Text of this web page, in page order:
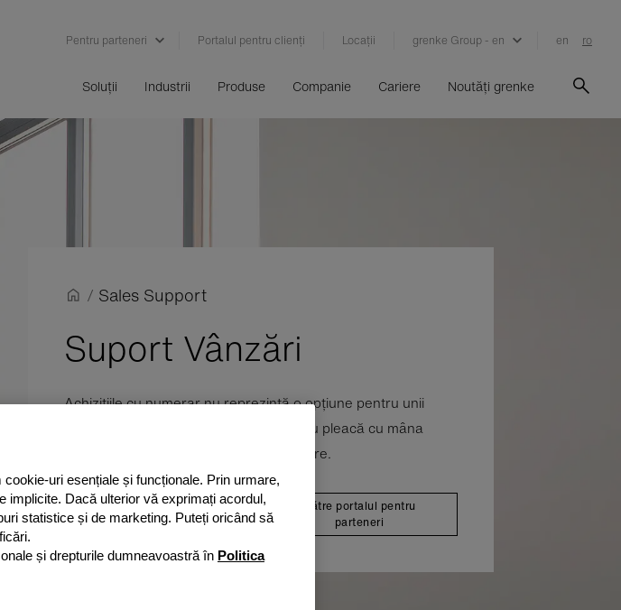
Pentru parteneri Portalul pentru clienți Locații grenke Group - en en ro
Soluții Industrii Produse Companie Cariere Noutăți grenke
/ Sales Support
Suport Vânzări
Achizițiile cu numerar nu reprezintă o opțiune pentru unii
clienți. Pentru a te asigura că aceștia nu pleacă cu mâna
goală, poți oferi diferite tipuri de finanțare.
Devino partener
Către portalul pentru
parteneri
uri esențiale și funcționale. Prin urmare,
implicite. Dacă ulterior vă exprimați acordul,
statistice și de marketing. Puteți oricând să
și drepturile dumneavoastră în Politica